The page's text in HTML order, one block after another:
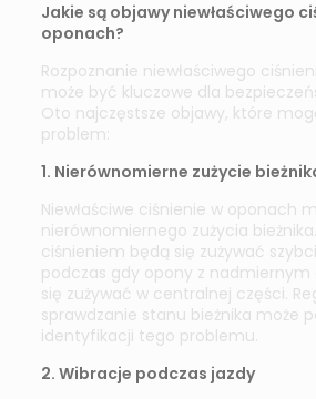
Jakie są objawy niewłaściwego
oponach?
Rozpoznanie niewłaściwego
może być kluczowe dla
Oto najczęstsze objawy, które
problem:
1. Nierównomierne zużycie
Niewłaściwe ciśnienie w oponach
nierównomiernego zużycia
ciśnieniem będą się zużywać
podczas gdy opony z
się zużywać w centralnej części.
sprawdzanie stanu bieżnika może
identyfikacji tego problemu.
2. Wibracje podczas jazdy